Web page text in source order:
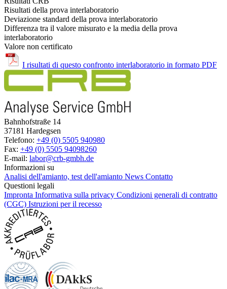
Risultati della prova interlaboratorio
Deviazione standard della prova interlaboratorio
Differenza tra il valore misurato e la media della prova
interlaboratorio
Valore non certificato
I risultati di questo confronto interlaboratorio in formato PDF
Bahnhofstraße 14
37181 Hardegsen
Telefono: +49 (0) 5505 940980
Fax: +49 (0) 5505 94098260
E-mail: labor@crb-gmbh.de
Informazioni su
Analisi dell'amianto, test dell'amianto News Contatto
Questioni legali
Impronta Informativa sulla privacy Condizioni generali di contratto
(CGC) Istruzioni per il recesso